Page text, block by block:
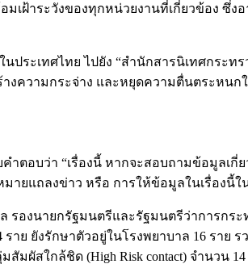
เฝ้าระวังของทุกหน่วยงานที่เกี่ยวข้อง ซึ่
ประเทศไทย ไปยัง “สำนักสารนิเทศกร
ความกระจ่าง และหยุดความตื่นตระหนก
ตอบว่า “เรื่องนี้ หากจะสอบถามข้อมูลเ
ยแถลงข่าว หรือ การให้ข้อมูลในเรื่องนี้ใ
งนายกรัฐมนตรีและรัฐมนตรีว่าการกระ
าย ยังรักษาตัวอยู่ในโรงพยาบาล 16 ราย
มผัสใกล้ชิด (High Risk contact) จำนวน 14